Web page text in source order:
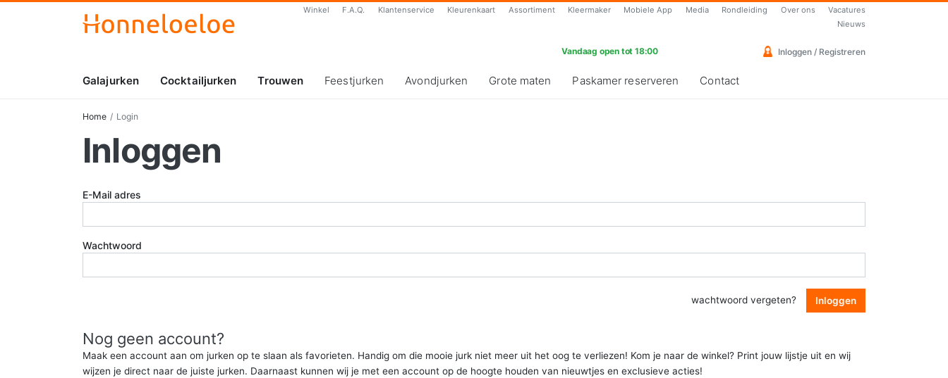
Winkel F.A.Q. Klantenservice Kleurenkaart Assortiment Kleermaker Mobiele App Media Rondleiding Over ons
Vacatures
Nieuws
Vandaag open tot 18:00 Inloggen / Registreren
Galajurken Cocktailjurken Trouwen Feestjurken Avondjurken Grote maten Paskamer reserveren Contact
Home Login
Inloggen
E-Mail adres
Wachtwoord
wachtwoord vergeten? Inloggen
Nog geen account?
Maak een account aan om jurken op te slaan als favorieten. Handig om die mooie jurk niet meer uit het oog te verliezen! Kom je naar de winkel? Print jouw lijstje uit en wij
wijzen je direct naar de juiste jurken. Daarnaast kunnen wij je met een account op de hoogte houden van nieuwtjes en exclusieve acties!